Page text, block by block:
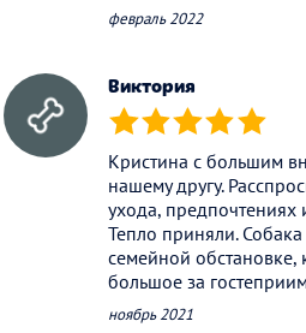
февраль 2022
Виктория
(*) (*) (*) (*) (*)
Кристина с большим
нашему другу.
ухода,
Тепло приняли.
семейной обстановке,
большое за
ноябрь 2021